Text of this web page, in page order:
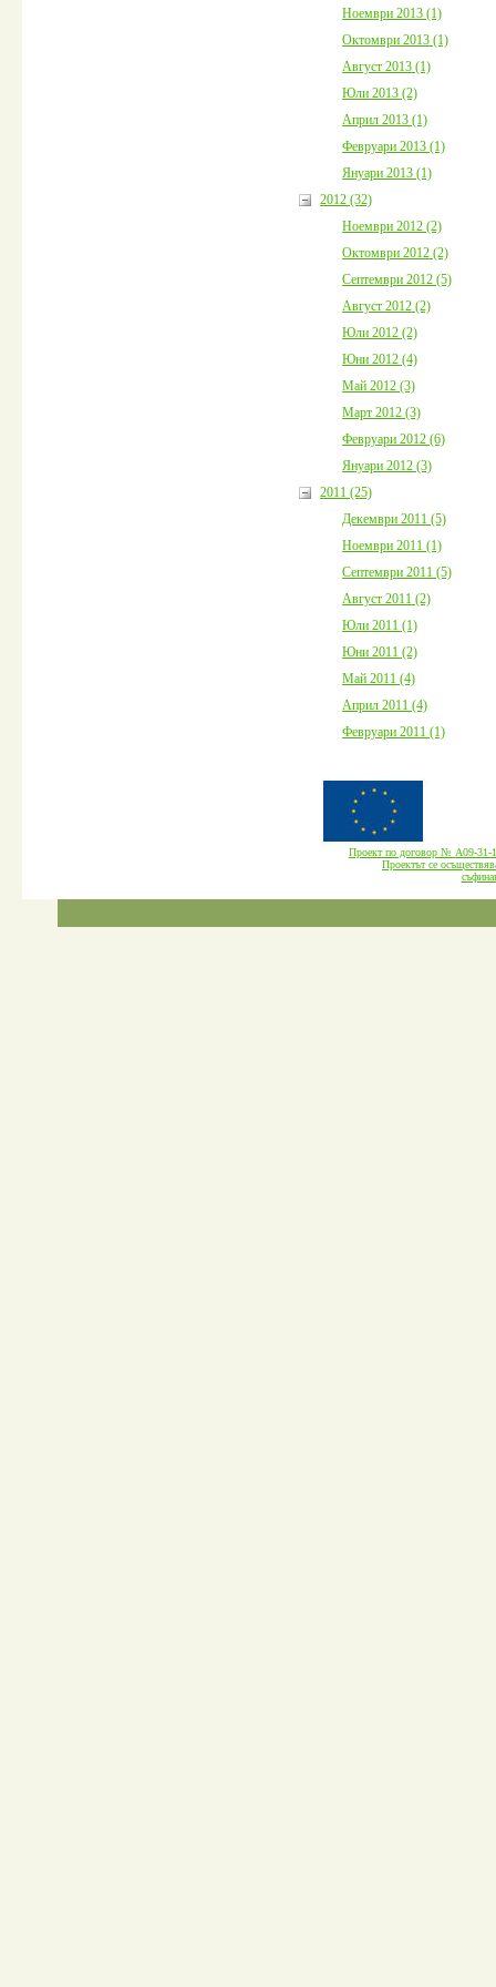
Ноември 2013 (1)
Октомври 2013 (1)
Август 2013 (1)
Юли 2013 (2)
Април 2013 (1)
Февруари 2013 (1)
Януари 2013 (1)
2012 (32)
Ноември 2012 (2)
Октомври 2012 (2)
Септември 2012 (5)
Август 2012 (2)
Юли 2012 (2)
Юни 2012 (4)
Май 2012 (3)
Март 2012 (3)
Февруари 2012 (6)
Януари 2012 (3)
2011 (25)
Декември 2011 (5)
Ноември 2011 (1)
Септември 2011 (5)
Август 2011 (2)
Юли 2011 (1)
Юни 2011 (2)
Май 2011 (4)
Април 2011 (4)
Февруари 2011 (1)
Проект по договор № А09-
Проектът се